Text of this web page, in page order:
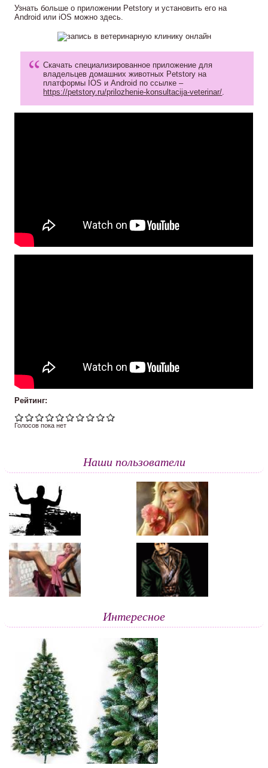
Узнать больше о приложении Petstory и установить его на
Android или iOS можно здесь.
Скачать специализированное приложение для
владельцев домашних животных Petstory на
платформы IOS и Android по ссылке –
https://petstory.ru/prilozhenie-konsultacija-veterinar/.
Рейтинг:
Голосов пока нет
Наши пользователи
Интересное